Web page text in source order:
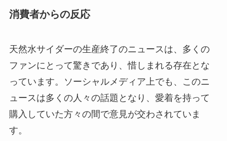
消費者からの反応
天然水サイダーの生産終了のニュースは、多くの
ファンにとって驚きであり、惜しまれる存在とな
っています。ソーシャルメディア上でも、このニ
ュースは多くの人々の話題となり、愛着を持って
購入していた方々の間で意見が交わされていま
す。